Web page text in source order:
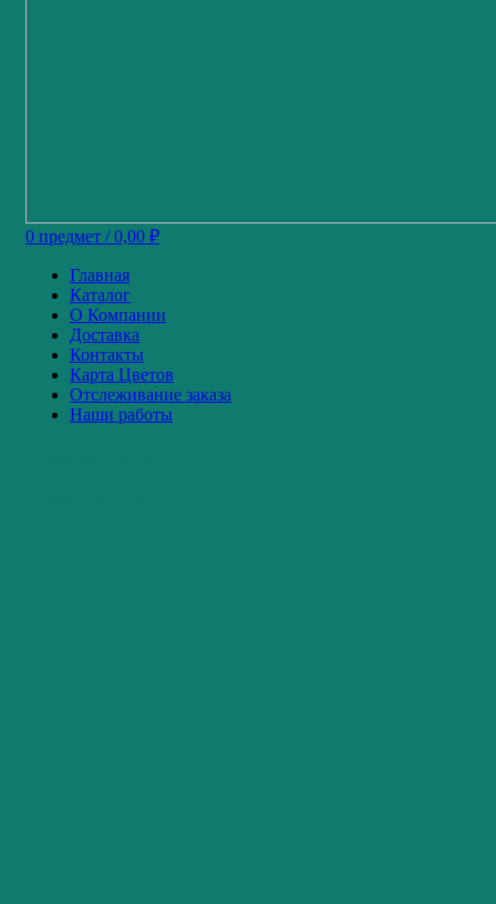
0 предмет / 0,00 ₽
Главная
Каталог
О Компании
Доставка
Контакты
Карта Цветов
Отслеживание заказа
Наши работы